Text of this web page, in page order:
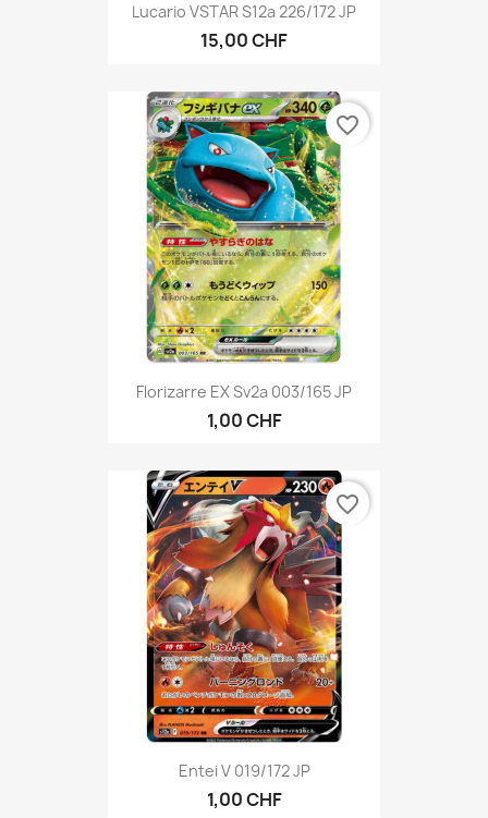
Lucario VSTAR S12a 226/172 JP
15,00 CHF
Florizarre EX Sv2a 003/165 JP
1,00 CHF
favorite_border
Entei V 019/172 JP
1,00 CHF
favorite_border